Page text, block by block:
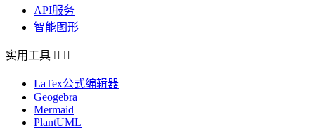
API服务
智能图形
实用工具  
LaTex公式编辑器
Geogebra
Mermaid
PlantUML